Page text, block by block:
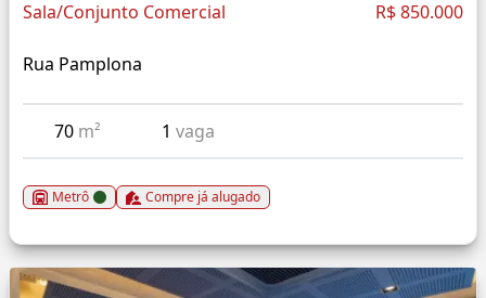
Sala/Conjunto Comercial R$ 850.000
Rua Pamplona
70 m² 1 vaga
Metrô Compre já alugado